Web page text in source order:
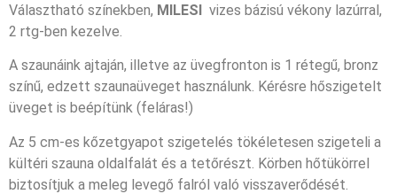
Választható színekben, MILESI vizes bázisú vékony lazúrral,
2 rtg-ben kezelve.
A szaunáink ajtaján, illetve az üvegfronton is 1 rétegű, bronz
színű, edzett szaunaüveget használunk. Kérésre hőszigetelt
üveget is beépítünk (feláras!)
Az 5 cm-es kőzetgyapot szigetelés tökéletesen szigeteli a
kültéri szauna oldalfalát és a tetőrészt. Körben hőtükörrel
biztosítjuk a meleg levegő falról való visszaverődését.